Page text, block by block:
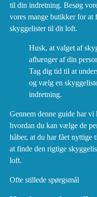
til din indretning. Besøg
vores mange butikker for at
skyggelister til dit loft.
Husk, at valget af
afhænger af din
Tag dig tid til at
og vælg en
indretning.
Gennem denne guide har
hvordan du kan vælge de
håber, at du har fået
at finde den rigtige
loft.
Ofte stillede spørgsmål